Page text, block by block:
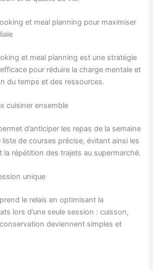
et meal planning pour maximiser
et meal planning est une stratégie
pour réduire la charge mentale et
du temps et des ressources.
cuisiner ensemble
d’anticiper les repas de la semaine
de courses précise, évitant ainsi les
la répétition des trajets au supermarché.
unique
le relais en optimisant la
lors d’une seule session : cuisson,
deviennent simples et